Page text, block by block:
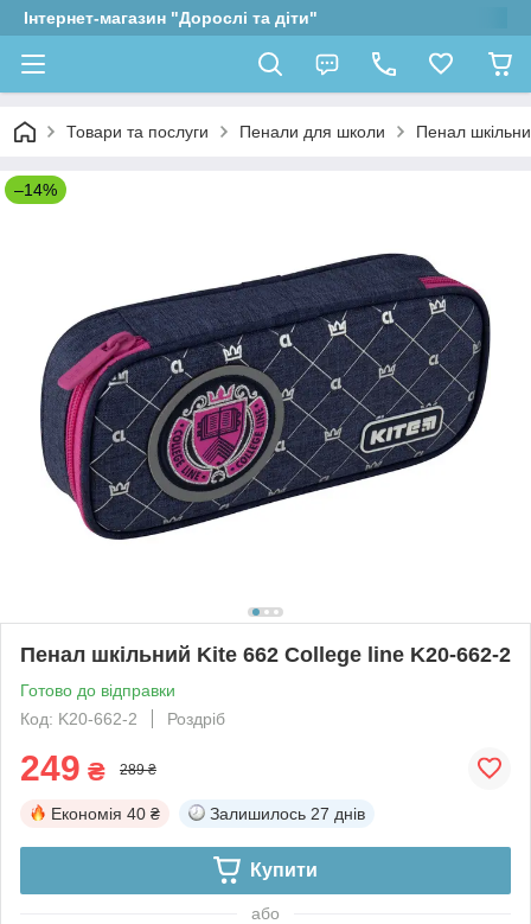
Інтернет-магазин "Дорослі та діти"
Товари та послуги Пенали для школи Пенал
–14%
Пенал шкільний Kite 662 College line K20-662-2
Готово до відправки
Код: K20-662-2
Роздріб
249 ₴ 289 ₴
Економія 40 ₴ Залишилось 27 днів
Купити
або